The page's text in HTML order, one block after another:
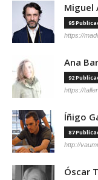
Miguel
95
https://
Ana
92
https://
Íñigo
87
http://
Óscar